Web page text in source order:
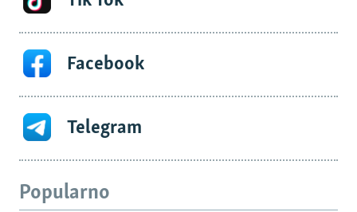
Facebook
Telegram
Popularno